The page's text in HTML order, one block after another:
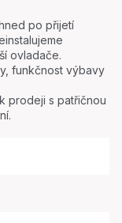
po přijetí
ovladače.
funkčnost výbavy
prodeji s patřičnou